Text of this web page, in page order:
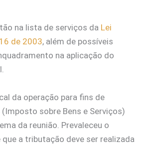
na lista de serviços da Lei
de 2003, além de possíveis
na aplicação do
da operação para fins de
(Imposto sobre Bens e Serviços)
da reunião. Prevaleceu o
a tributação deve ser realizada